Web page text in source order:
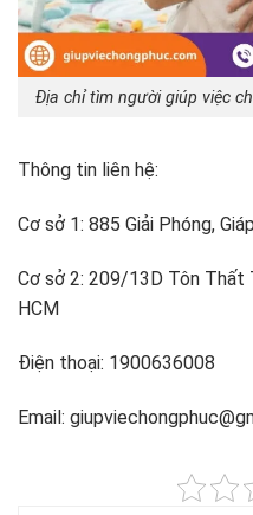
Địa chỉ tìm người giúp việc
Thông tin liên hệ:
Cơ sở 1: 885 Giải Phóng,
Cơ sở 2: 209/13D Tôn Thất
HCM
Điện thoại: 1900636008
Email: